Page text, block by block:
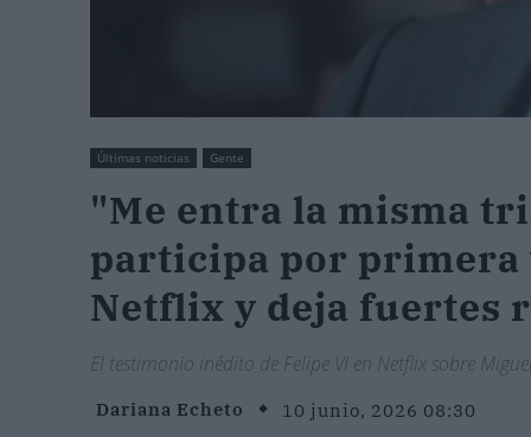
Últimas noticias Gente
"Me entra la misma
participa por primera
Netflix y deja fuertes
El testimonio inédito de Felipe VI en Netflix sobre
Dariana Echeto 10 junio, 2026 08:30